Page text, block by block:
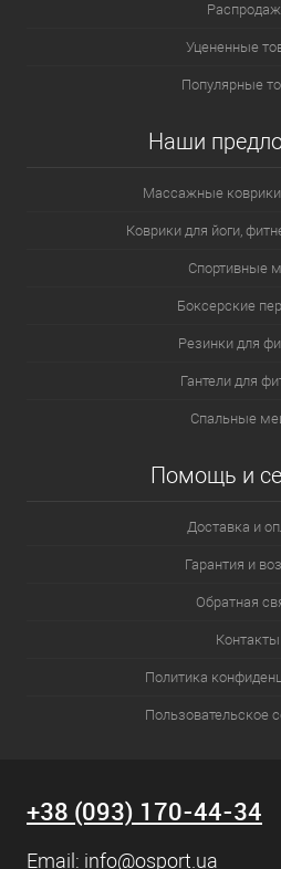
Уцененные
Популярные
Наши
Массажные коврики
Коврики для йоги,
Спортивные
Боксерские
Резинки для
Гантели для
Спальные
Помощь и
Доставка и
Гарантия и
Обратная
Контакты
Политика
Пользовательское
+38 (093) 170-44-34
Email: info@osport.ua